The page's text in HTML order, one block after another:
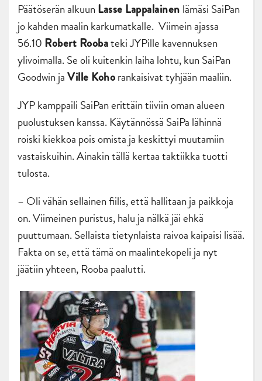
Päätöserän alkuunLasse Lappalainen lämäsi SaiPan
jo kahden maalin karkumatkalle. Viimein ajassa
56.10 Robert Roobateki JYPille kavennuksen
ylivoimalla. Se oli kuitenkin laiha lohtu, kun SaiPan
Goodwin jaVille Kohorankaisivat tyhjään maaliin.
JYP kamppaili SaiPan erittäin tiiviin oman alueen
puolustuksen kanssa. Käytännössä SaiPa lähinnä
roiski kiekkoa pois omista ja keskittyi muutamiin
vastaiskuihin. Ainakin tällä kertaa taktiikka tuotti
tulosta.
– Oli vähän sellainen fiilis, että hallitaan ja paikkoja
on. Viimeinen puristus, halu ja nälkä jäi ehkä
puuttumaan. Sellaista tietynlaista raivoa kaipaisi lisää.
Fakta on se, että tämä on maalintekopeli ja nyt
jäätiin yhteen, Rooba paalutti.